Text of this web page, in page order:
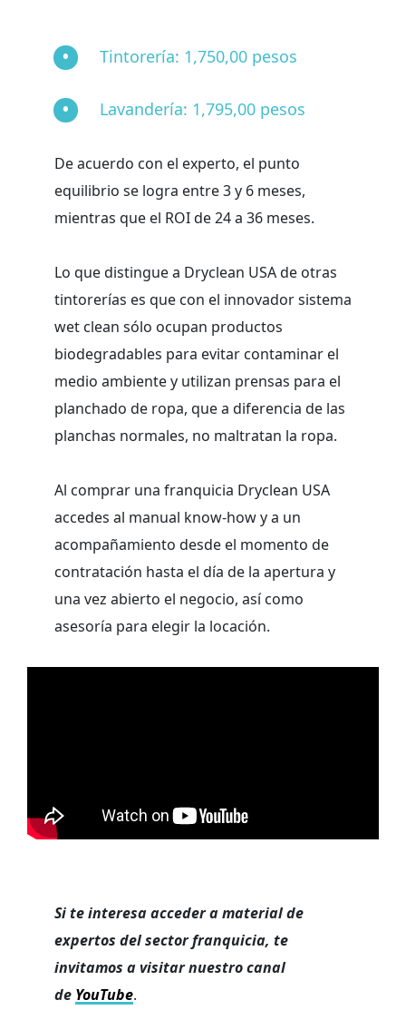
Tintorería: 1,750,00 pesos
Lavandería: 1,795,00 pesos
De acuerdo con el experto, el punto
equilibrio se logra entre 3 y 6 meses,
mientras que el ROI de 24 a 36 meses.
Lo que distingue a Dryclean USA de otras
tintorerías es que con el innovador sistema
wet clean sólo ocupan productos
biodegradables para evitar contaminar el
medio ambiente y utilizan prensas para el
planchado de ropa, que a diferencia de las
planchas normales, no maltratan la ropa.
Al comprar una franquicia Dryclean USA
accedes al manual know-how y a un
acompañamiento desde el momento de
contratación hasta el día de la apertura y
una vez abierto el negocio, así como
asesoría para elegir la locación.
Si te interesa acceder a material de
expertos del sector franquicia, te
invitamos a visitar nuestro canal
de YouTube.